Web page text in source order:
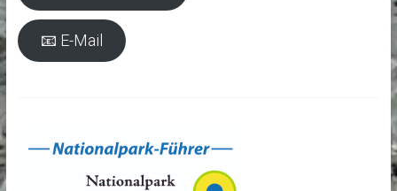
📧 E-Mail